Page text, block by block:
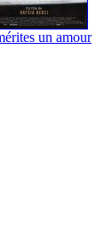
un amour